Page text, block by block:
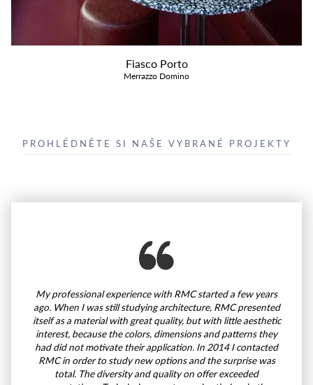
Fiasco Porto
Merrazzo Domino
PROHLÉDNĚTE SI NAŠE VYBRANÉ PROJEKTY
My professional experience with RMC started a few years
ago. When I was still studying architecture, RMC presented
itself as a material with great quality, but with little aesthetic
interest, because the colors, dimensions and patterns they
had did not motivate their application. In 2014 I contacted
RMC in order to study new options and the surprise was
total. The diversity and quality on offer exceeded